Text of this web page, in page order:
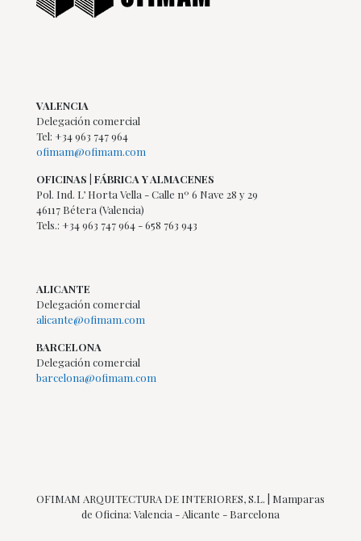
VALENCIA
Delegación comercial
Tel: +34 963 747 964
ofimam@ofimam.com
OFICINAS | FÁBRICA Y ALMACENES
Pol. Ind. L’ Horta Vella - Calle nº 6 Nave 28 y 29
46117 Bétera (Valencia)
Tels.: +34 963 747 964 - 658 763 943
ALICANTE
Delegación comercial
alicante@ofimam.com
BARCELONA
Delegación comercial
barcelona@ofimam.com
OFIMAM ARQUITECTURA DE INTERIORES, S.L. | Mamparas
de Oficina: Valencia - Alicante - Barcelona